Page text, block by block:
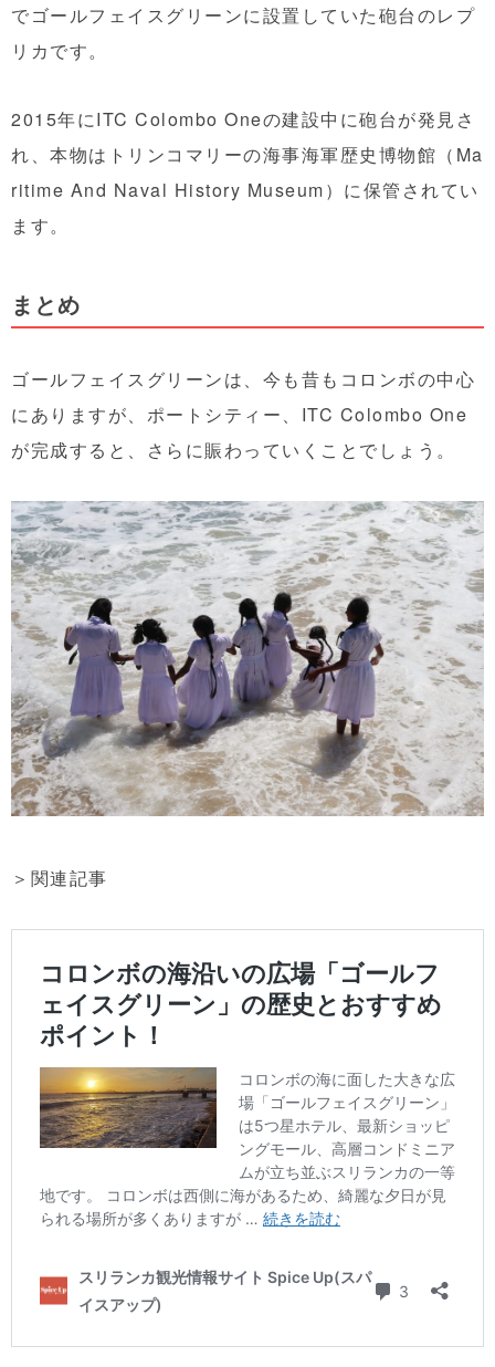
でゴールフェイスグリーンに設置していた砲台のレプ
リカです。
2015年にITC Colombo Oneの建設中に砲台が発見さ
れ、本物はトリンコマリーの海事海軍歴史博物館（Ma
ritime And Naval History Museum）に保管されてい
ます。
まとめ
ゴールフェイスグリーンは、今も昔もコロンボの中心
にありますが、ポートシティー、ITC Colombo One
が完成すると、さらに賑わっていくことでしょう。
＞関連記事